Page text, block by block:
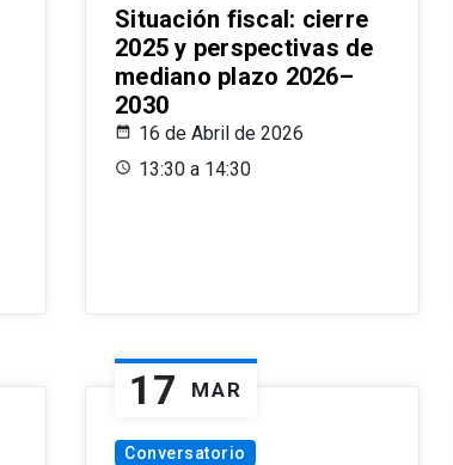
Situación fiscal: cierre
2025 y perspectivas de
mediano plazo 2026–
2030
16 de Abril de 2026
13:30 a 14:30
17 MAR
Conversatorio